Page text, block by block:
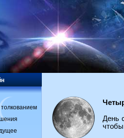
День
толкованием